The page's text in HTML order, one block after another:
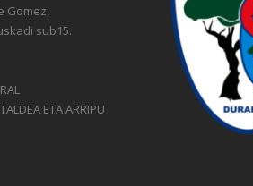
Gomez,
sub15.
ETA ARRIPU